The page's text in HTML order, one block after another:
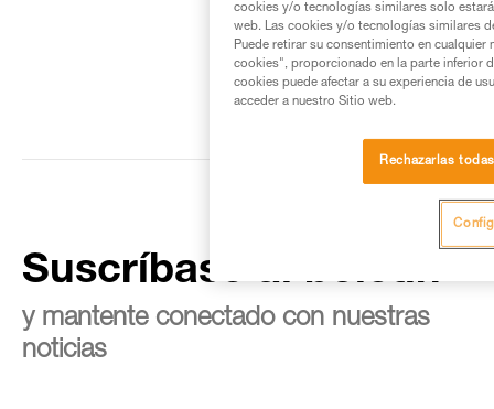
Suscríbase al boletín
y mantente conectado con nuestras
noticias
cookies y/o tecnologías similares solo
web. Las cookies y/o tecnologías similares
Puede retirar su consentimiento en
cookies", proporcionado en la parte inferior
cookies puede afectar a su experiencia de
acceder a nuestro Sitio web.
Rechazarlas